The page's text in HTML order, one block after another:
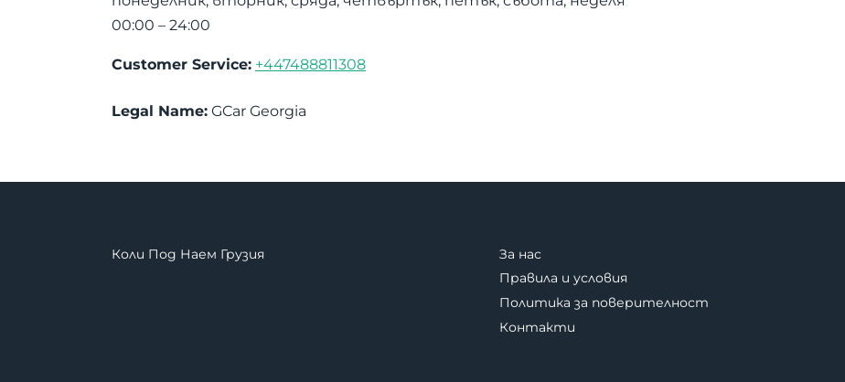
00:00 – 24:00
Customer Service: +447488811308
Legal Name: GCar Georgia
Коли Под Наем Грузия
За нас
Правила и условия
Политика за поверителност
Контакти